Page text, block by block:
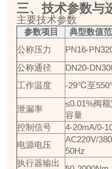
三、技术参数与
主要技术参数
参数项目 典型数值
公称压力
PN16-
公称通径
DN20-
工作温度
-29℃至
泄漏率
≤0.01%阀额
容量
控制信号
4-20mA/0-
电源电压
AC220V/
50Hz
执行器输出